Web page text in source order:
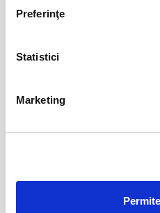
Preferinţe
Statistici
Marketing
MAI MULTE